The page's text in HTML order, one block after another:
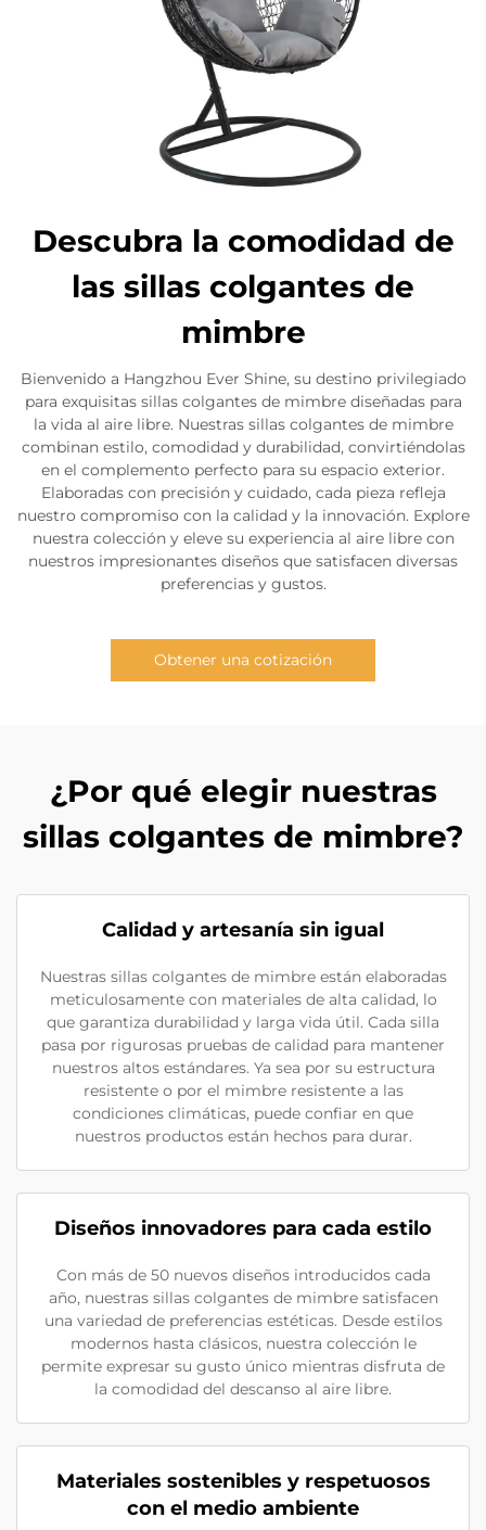
Descubra la comodidad de
las sillas colgantes de
mimbre
Bienvenido a Hangzhou Ever Shine, su destino privilegiado
para exquisitas sillas colgantes de mimbre diseñadas para
la vida al aire libre. Nuestras sillas colgantes de mimbre
combinan estilo, comodidad y durabilidad, convirtiéndolas
en el complemento perfecto para su espacio exterior.
Elaboradas con precisión y cuidado, cada pieza refleja
nuestro compromiso con la calidad y la innovación. Explore
nuestra colección y eleve su experiencia al aire libre con
nuestros impresionantes diseños que satisfacen diversas
preferencias y gustos.
Obtener una cotización
¿Por qué elegir nuestras
sillas colgantes de mimbre?
Calidad y artesanía sin igual
Nuestras sillas colgantes de mimbre están elaboradas
meticulosamente con materiales de alta calidad, lo
que garantiza durabilidad y larga vida útil. Cada silla
pasa por rigurosas pruebas de calidad para mantener
nuestros altos estándares. Ya sea por su estructura
resistente o por el mimbre resistente a las
condiciones climáticas, puede confiar en que
nuestros productos están hechos para durar.
Diseños innovadores para cada estilo
Con más de 50 nuevos diseños introducidos cada
año, nuestras sillas colgantes de mimbre satisfacen
una variedad de preferencias estéticas. Desde estilos
modernos hasta clásicos, nuestra colección le
permite expresar su gusto único mientras disfruta de
la comodidad del descanso al aire libre.
Materiales sostenibles y respetuosos
con el medio ambiente